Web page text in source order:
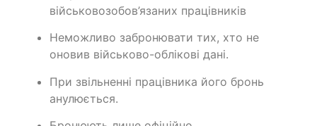
військовозобов’язаних працівників
Неможливо забронювати тих, хто не
оновив військово-облікові дані.
При звільненні працівника його бронь
анулюється.